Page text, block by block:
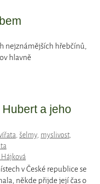
nejznámějších hřebčínů,
hlavně
a jeho
šelmy, myslivost,
Hájková
v České republice se
někde přijde její čas o